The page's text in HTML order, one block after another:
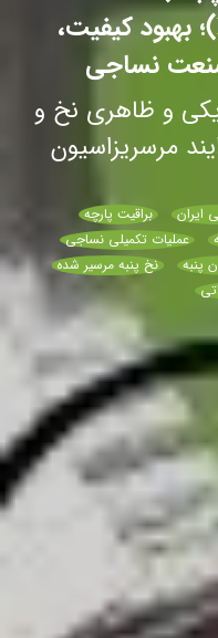
MERCERIZATION)؛ بهبود کیفیت،
نساجی
و ظاهری نخ و
مرسریزاسیون
ایران
براقیت پارچه
عملیات تکمیلی نساجی
پنبه
نخ پنبه مرسیر شده